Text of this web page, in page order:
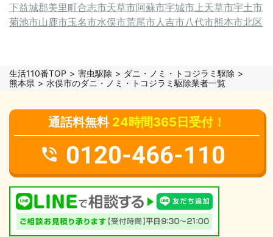
下益城郡美里町合志市天草市阿蘇市宇城市上天草市宇土市
菊池市山鹿市玉名市水俣市荒尾市人吉市八代市熊本市北区
生活110番TOP 害虫駆除
ダニ・ノミ・トコジラミ駆除
熊本県
水俣市のダニ・ノミ・トコジラミ駆除業者一覧
通話料無料 24時間365日受付！
0120-466-110